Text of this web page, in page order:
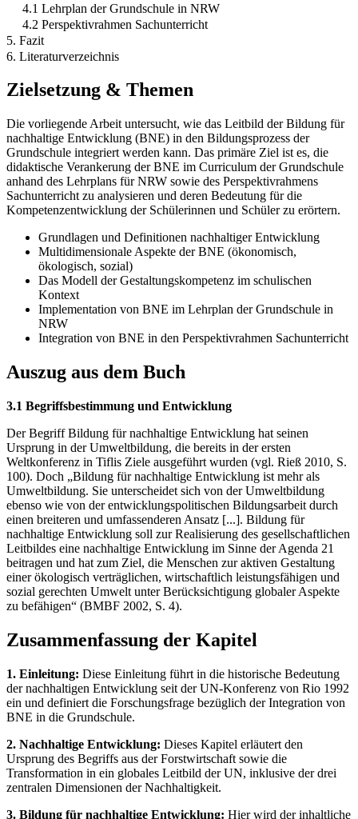
4.1 Lehrplan der Grundschule in NRW
4.2 Perspektivrahmen Sachunterricht
5. Fazit
6. Literaturverzeichnis
Zielsetzung & Themen
Die vorliegende Arbeit untersucht, wie das Leitbild der Bildung für
nachhaltige Entwicklung (BNE) in den Bildungsprozess der
Grundschule integriert werden kann. Das primäre Ziel ist es, die
didaktische Verankerung der BNE im Curriculum der Grundschule
anhand des Lehrplans für NRW sowie des Perspektivrahmens
Sachunterricht zu analysieren und deren Bedeutung für die
Kompetenzentwicklung der Schülerinnen und Schüler zu erörtern.
Grundlagen und Definitionen nachhaltiger Entwicklung
Multidimensionale Aspekte der BNE (ökonomisch,
ökologisch, sozial)
Das Modell der Gestaltungskompetenz im schulischen
Kontext
Implementation von BNE im Lehrplan der Grundschule in
NRW
Integration von BNE in den Perspektivrahmen Sachunterricht
Auszug aus dem Buch
3.1 Begriffsbestimmung und Entwicklung
Der Begriff Bildung für nachhaltige Entwicklung hat seinen
Ursprung in der Umweltbildung, die bereits in der ersten
Weltkonferenz in Tiflis Ziele ausgeführt wurden (vgl. Rieß 2010, S.
100). Doch „Bildung für nachhaltige Entwicklung ist mehr als
Umweltbildung. Sie unterscheidet sich von der Umweltbildung
ebenso wie von der entwicklungspolitischen Bildungsarbeit durch
einen breiteren und umfassenderen Ansatz [...]. Bildung für
nachhaltige Entwicklung soll zur Realisierung des gesellschaftlichen
Leitbildes eine nachhaltige Entwicklung im Sinne der Agenda 21
beitragen und hat zum Ziel, die Menschen zur aktiven Gestaltung
einer ökologisch verträglichen, wirtschaftlich leistungsfähigen und
sozial gerechten Umwelt unter Berücksichtigung globaler Aspekte
zu befähigen“ (BMBF 2002, S. 4).
Zusammenfassung der Kapitel
1. Einleitung: Diese Einleitung führt in die historische Bedeutung
der nachhaltigen Entwicklung seit der UN-Konferenz von Rio 1992
ein und definiert die Forschungsfrage bezüglich der Integration von
BNE in die Grundschule.
2. Nachhaltige Entwicklung: Dieses Kapitel erläutert den
Ursprung des Begriffs aus der Forstwirtschaft sowie die
Transformation in ein globales Leitbild der UN, inklusive der drei
zentralen Dimensionen der Nachhaltigkeit.
3. Bildung für nachhaltige Entwicklung: Hier wird der inhaltliche